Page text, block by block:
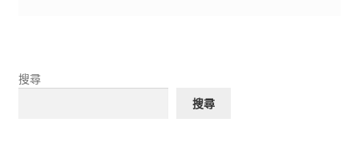
搜尋
搜尋